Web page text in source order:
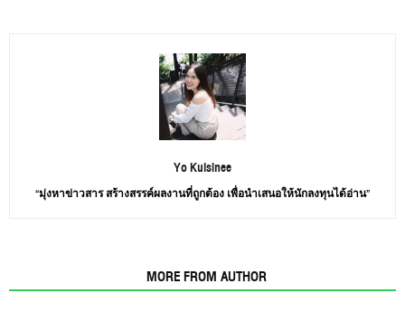
Yo Kulsinee
“มุ่งหาข่าวสาร สร้างสรรค์ผลงานที่ถูกต้อง เพื่อนำเสนอให้นักลงทุนได้อ่าน”
MORE FROM AUTHOR